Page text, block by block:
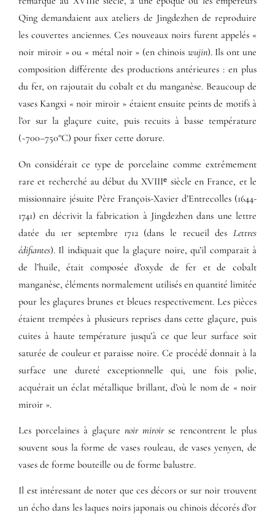
Qing demandaient aux ateliers de Jingdezhen de reproduire
les couvertes anciennes. Ces nouveaux noirs furent appelés «
noir miroir » ou « métal noir » (en chinois wujin). Ils ont une
composition différente des productions antérieures : en plus
du fer, on rajoutait du cobalt et du manganèse. Beaucoup de
vases Kangxi « noir miroir » étaient ensuite peints de motifs à
l’or sur la glaçure cuite, puis recuits à basse température
(~700–750°C) pour fixer cette dorure.
On considérait ce type de porcelaine comme extrêmement
rare et recherché au début du XVIIIᵉ siècle en France, et le
missionnaire jésuite Père François-Xavier d’Entrecolles (1644-
1741) en décrivit la fabrication à Jingdezhen dans une lettre
datée du 1er septembre 1712 (dans le recueil des Lettres
édifiantes). Il indiquait que la glaçure noire, qu’il comparait à
de l’huile, était composée d’oxyde de fer et de cobalt
manganèse, éléments normalement utilisés en quantité limitée
pour les glaçures brunes et bleues respectivement. Les pièces
étaient trempées à plusieurs reprises dans cette glaçure, puis
cuites à haute température jusqu’à ce que leur surface soit
saturée de couleur et paraisse noire. Ce procédé donnait à la
surface une dureté exceptionnelle qui, une fois polie,
acquérait un éclat métallique brillant, d’où le nom de « noir
miroir ».
Les porcelaines à glaçure noir miroirse rencontrent le plus
souvent sous la forme de vases rouleau, de vases yenyen, de
vases de forme bouteille ou de forme balustre.
Il est intéressant de noter que ces décors or sur noir trouvent
un écho dans les laques noirs japonais ou chinois décorés d’or